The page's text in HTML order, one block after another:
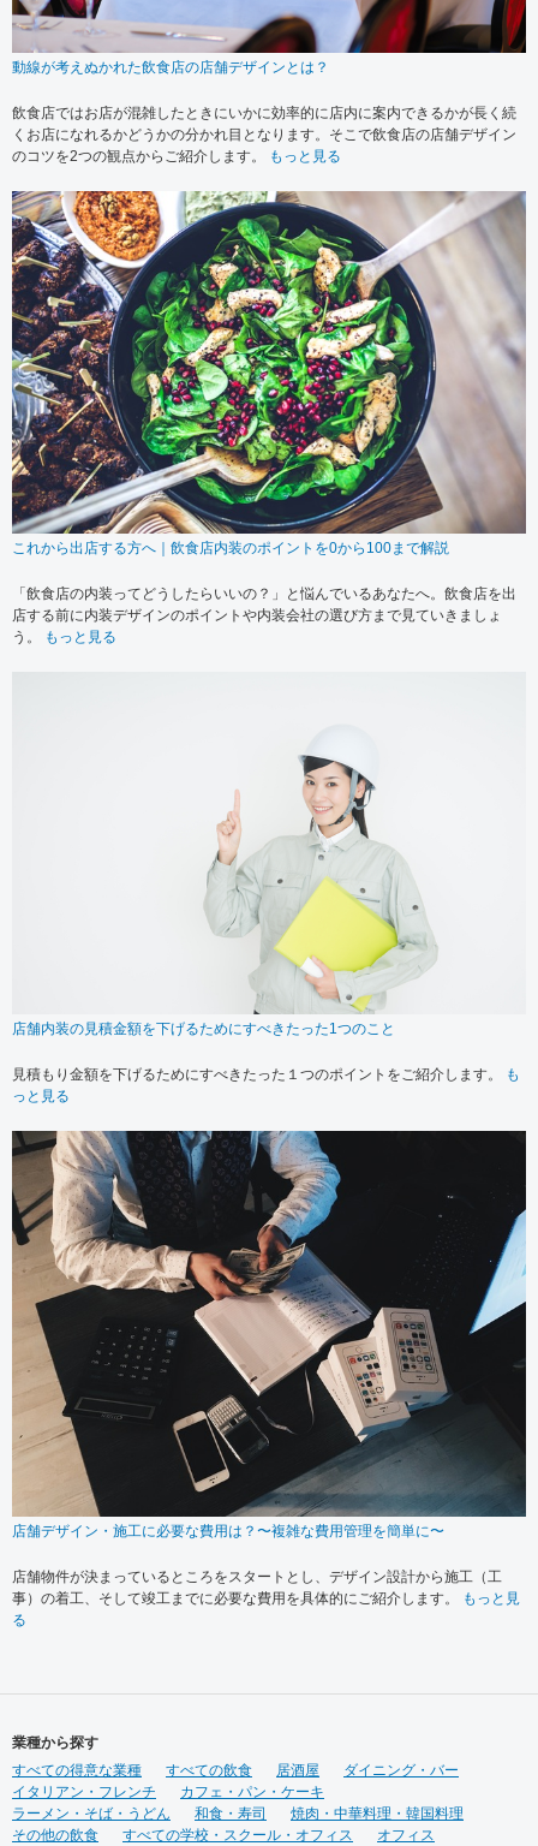
動線が考えぬかれた飲食店の店舗デザインとは？
飲食店ではお店が混雑したときにいかに効率的に店内に案内できるかが長く続
くお店になれるかどうかの分かれ目となります。そこで飲食店の店舗デザイン
のコツを2つの観点からご紹介します。
もっと見る
これから出店する方へ｜飲食店内装のポイントを0から100まで解説
「飲食店の内装ってどうしたらいいの？」と悩んでいるあなたへ。飲食店を出
店する前に内装デザインのポイントや内装会社の選び方まで見ていきましょ
う。
もっと見る
店舗内装の見積金額を下げるためにすべきたった1つのこと
見積もり金額を下げるためにすべきたった１つのポイントをご紹介します。
も
っと見る
店舗デザイン・施工に必要な費用は？〜複雑な費用管理を簡単に〜
店舗物件が決まっているところをスタートとし、デザイン設計から施工（工
事）の着工、そして竣工までに必要な費用を具体的にご紹介します。
もっと見
る
業種から探す
すべての得意な業種
すべての飲食 居酒屋
ダイニング・バー
イタリアン・フレンチ
カフェ・パン・ケーキ
ラーメン・そば・うどん
和食・寿司
焼肉・中華料理・韓国料理
その他の飲食
すべての学校・スクール・オフィス
オフィス